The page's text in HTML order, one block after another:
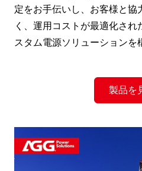
定をお手伝いし、お客様と
く、運用コストが最適化さ
スタム電源ソリューションを
製品を